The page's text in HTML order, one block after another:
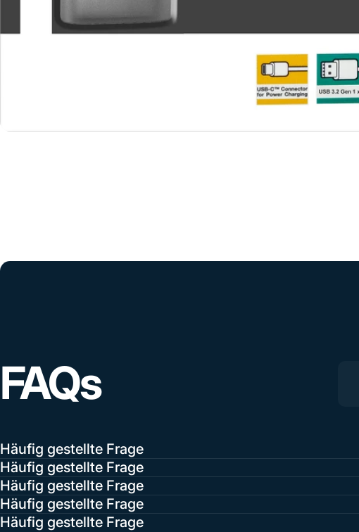
FAQs
Häufig gestellte Frage
Häufig gestellte Frage
Häufig gestellte Frage
Häufig gestellte Frage
Häufig gestellte Frage